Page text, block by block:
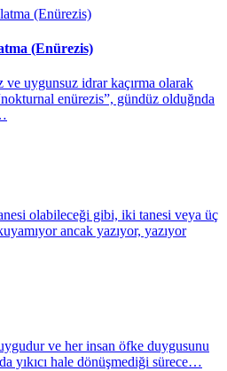
(Enürezis)
ve uygunsuz idrar kaçırma olarak
enürezis”, gündüz olduğnda
olabileceği gibi, iki tanesi veya üç
ancak yazıyor, yazıyor
ve her insan öfke duygusunu
yıkıcı hale dönüşmediği sürece…